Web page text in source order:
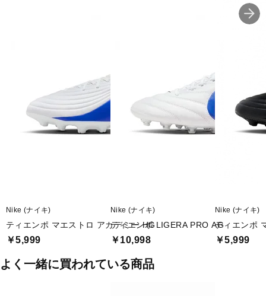
※ブランドやシリーズによっては甲高や幅等小さめに作られている
ことがあります。あくまで目安としてご判断ください。
■メーカー型番：IB1600146
Nike (ナイキ)
ティエンポ マエストロ アカデミー HG
￥5,999
Nike (ナイキ)
ティエンポ LIGERA PRO AG
￥10,998
Nike (ナイキ)
ティエンポ
￥5,999
よく一緒に買われている商品